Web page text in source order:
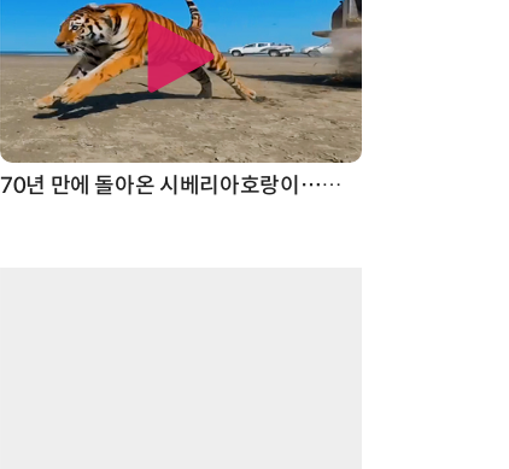
70년 만에 돌아온 시베리아호랑이…카자흐스탄 야생에 풀렸다